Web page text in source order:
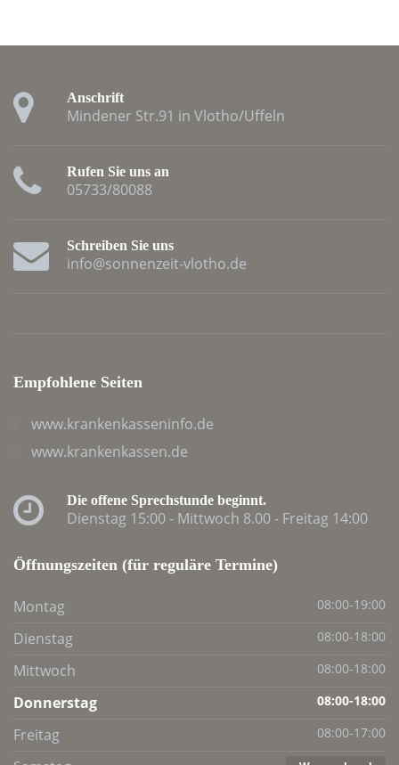
Anschrift
Mindener Str.91 in Vlotho/Uffeln
Rufen Sie uns an
05733/80088
Schreiben Sie uns
info@sonnenzeit-vlotho.de
Empfohlene Seiten
www.krankenkasseninfo.de
www.krankenkassen.de
Die offene Sprechstunde beginnt.
Dienstag 15:00 - Mittwoch 8.00 - Freitag 14:00
Öffnungszeiten (für reguläre Termine)
Montag 08:00-19:00
Dienstag 08:00-18:00
Mittwoch 08:00-18:00
Donnerstag 08:00-18:00
Freitag 08:00-17:00